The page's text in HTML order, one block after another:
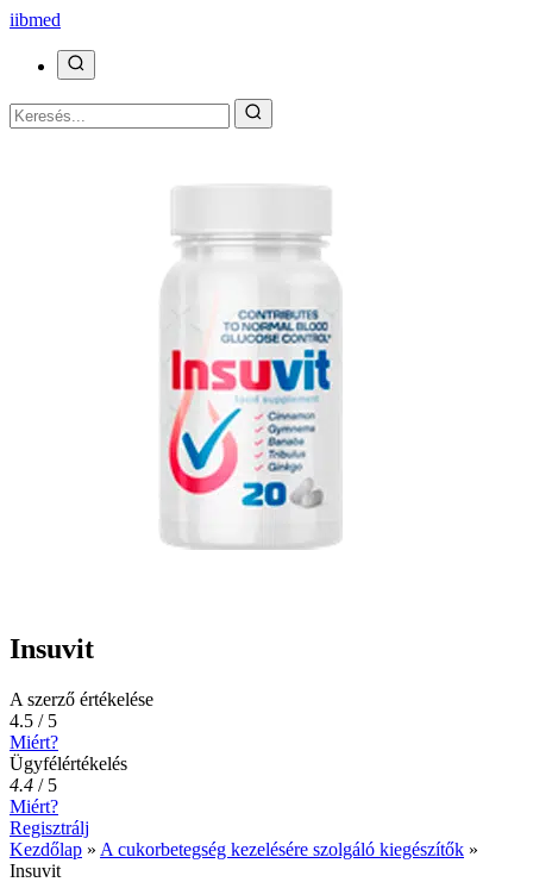
iibmed
Insuvit
A szerző értékelése
4.5 / 5
Miért?
Ügyfélértékelés
4.4 / 5
Miért?
Regisztrálj
Kezdőlap » A cukorbetegség kezelésére szolgáló kiegészítők »
Insuvit